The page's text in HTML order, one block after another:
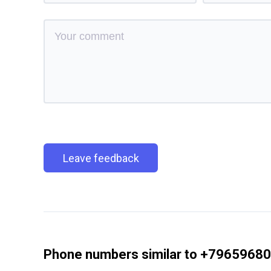
Leave feedback
Phone numbers similar to